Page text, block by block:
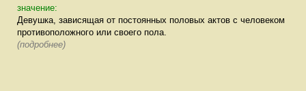
значение:
Девушка, зависящая от постоянных половых актов с человеком
противоположного или своего пола.
(подробнее)